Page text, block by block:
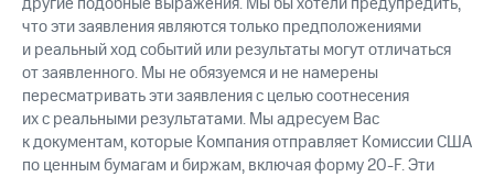
что эти заявления являются только предположениями
и реальный ход событий или результаты могут отличаться
от заявленного. Мы не обязуемся и не намерены
пересматривать эти заявления с целью соотнесения
их с реальными результатами. Мы адресуем Вас
к документам, которые Компания отправляет Комиссии США
по ценным бумагам и биржам, включая форму 20-F. Эти